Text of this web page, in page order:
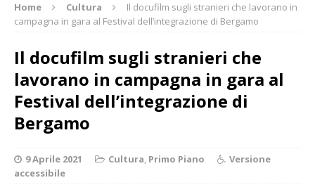
Home Cultura
Il docufilm sugli stranieri che lavorano in
campagna in gara al Festival dell’integrazione di Bergamo
Il docufilm sugli stranieri che
lavorano in campagna in gara al
Festival dell’integrazione di
Bergamo
9 Aprile 2021 Cultura, Primo Piano
Versione
accessibile